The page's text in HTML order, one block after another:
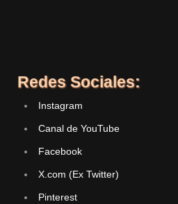
Redes Sociales:
Instagram
Canal de YouTube
Facebook
X.com (Ex Twitter)
Pinterest